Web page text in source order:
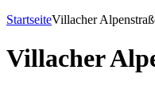
StartseiteVillacher
Villacher